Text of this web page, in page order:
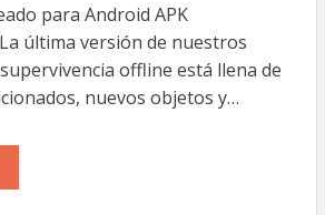
para Android APK
última versión de nuestros
offline está llena de
nuevos objetos y…